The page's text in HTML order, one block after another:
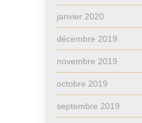
janvier 2020
décembre 2019
novembre 2019
octobre 2019
septembre 2019